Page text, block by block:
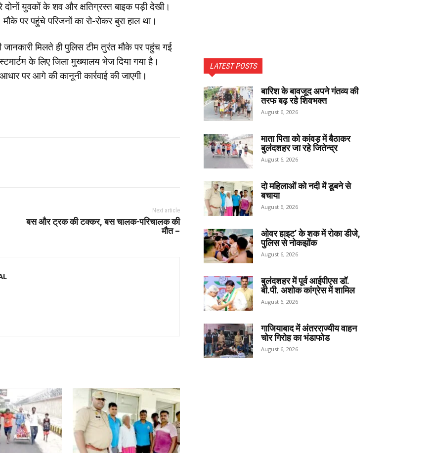
युवकों के शव और क्षतिग्रस्त बाइक पड़ी देखी।
पर पहुंचे परिजनों का रो-रोकर बुरा हाल था।
जानकारी मिलते ही पुलिस टीम तुरंत मौके पर पहुंच गई
के लिए जिला मुख्यालय भेज दिया गया है।
पर आगे की कानूनी कार्रवाई की जाएगी।
Next article
बस और ट्रक की टक्कर, बस चालक-परिचालक की
मौत –
LATEST POSTS
बारिश के बावजूद अपने गंतव्य की
तरफ बढ़ रहे शिवभक्त
August 6, 2026
माता पिता को कांवड़ में बैठाकर
बुलंदशहर जा रहे जितेन्द्र
August 6, 2026
दो महिलाओं को नदी में डूबने से
बचाया
August 6, 2026
ओवर हाइट’ के शक में रोका डीजे,
पुलिस से नोकझोंक
August 6, 2026
बुलंदशहर में पूर्व आईपीएस डॉ.
बी.पी. अशोक कांग्रेस में शामिल
August 6, 2026
गाजियाबाद में अंतरराज्यीय वाहन
चोर गिरोह का भंडाफोड
August 6, 2026